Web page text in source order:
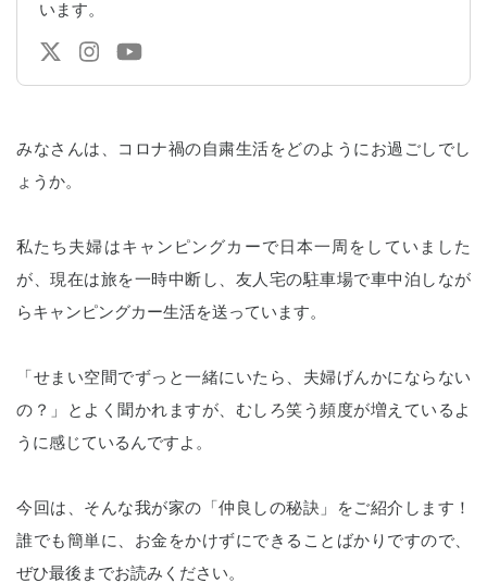
います。
みなさんは、コロナ禍の自粛生活をどのようにお過ごしでし
ょうか。
私たち夫婦はキャンピングカーで日本一周をしていました
が、現在は旅を一時中断し、 友人宅の駐車場で車中泊しなが
ら キャンピングカー生活を送っています。
「せまい空間でずっと一緒にいたら、夫婦げんかにならない
の？」とよく聞かれますが、むしろ笑う頻度が増えているよ
うに感じているんですよ。
今回は、そんな我が家の「仲良しの秘訣」をご紹介します！
誰でも簡単に、お金をかけずにできることばかりですので、
ぜひ最後までお読みください。